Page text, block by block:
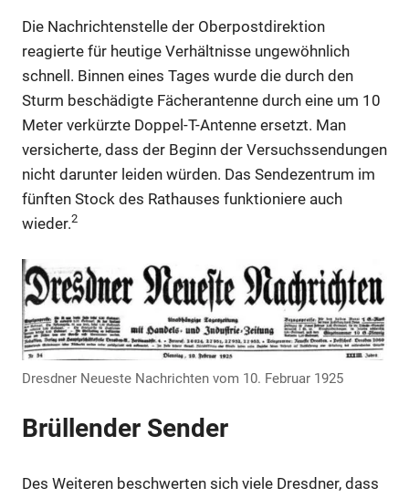
Anzeige
Die Nachrichtenstelle der Oberpostdirektion
reagierte für heutige Verhältnisse ungewöhnlich
schnell. Binnen eines Tages wurde die durch den
Sturm beschädigte Fächerantenne durch eine um 10
Meter verkürzte Doppel-T-Antenne ersetzt. Man
versicherte, dass der Beginn der Versuchssendungen
nicht darunter leiden würden. Das Sendezentrum im
fünften Stock des Rathauses funktioniere auch
wieder.2
Dresdner Neueste Nachrichten vom 10. Februar 1925
Brüllender Sender
Des Weiteren beschwerten sich viele Dresdner, dass